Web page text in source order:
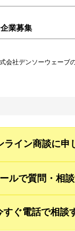
業募集
会社デンソーウェーブ
ライン商談に申
ルで質問・相
すぐ電話で相談